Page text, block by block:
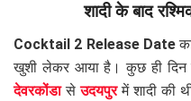
शादी के बाद
Cocktail 2 Release Date
खुशी लेकर आया है। कुछ ही दिन
देवरकोंडासेउदयपुरमें शादी की